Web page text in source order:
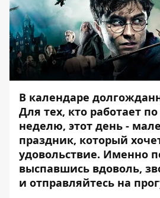
В календаре
Для тех, кто работает
неделю, этот день -
праздник, который
удовольствие. Именно
выспавшись вдоволь,
и отправляйтесь на